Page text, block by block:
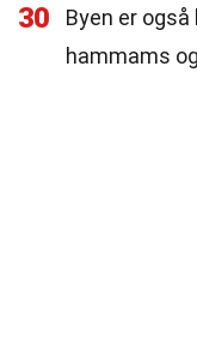
30
Byen er
hammams